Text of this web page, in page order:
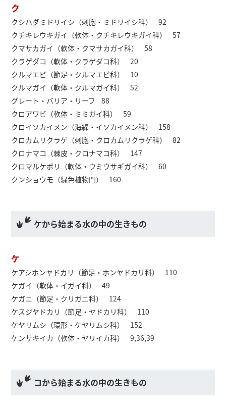
ク
クシハダミドリイシ（刺胞・ミドリイシ科） 92
クチキレウキガイ（軟体・クチキレウキガイ科） 57
クマサカガイ（軟体・クマサカガイ科） 58
クラゲダコ（軟体・クラゲダコ科） 20
クルマエビ（節足・クルマエビ科） 10
クルマガイ（軟体・クルマガイ科） 52
グレート・バリア・リーフ 88
クロアワビ（軟体・ミミガイ科） 59
クロイソカイメン（海綿・イソカイメン科） 158
クロカムリクラゲ（刺胞・クロカムリクラゲ科） 82
クロナマコ（棘皮・クロナマコ科） 147
クロマルケボリ（軟体・ウミウサギガイ科） 60
クンショウモ（緑色植物門） 160
ケから始まる水の中の生きもの
ケ
ケアシホンヤドカリ（節足・ホンヤドカリ科） 110
ケガイ（軟体・イガイ科） 49
ケガニ（節足・クリガニ科） 124
ケスジヤドカリ（節足・ヤドカリ科） 110
ケヤリムシ（環形・ケヤリムシ科） 152
ケンサキイカ（軟体・ヤリイカ科） 9,36,39
コから始まる水の中の生きもの